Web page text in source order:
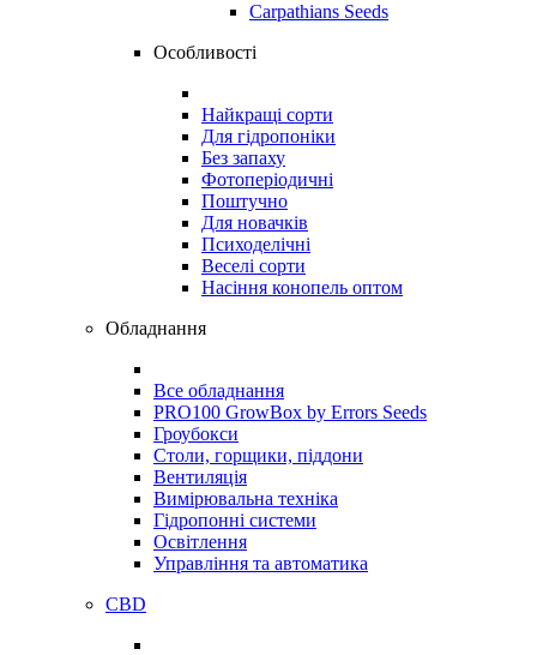
Carpathians Seeds
Особливості
Найкращі сорти
Для гідропоніки
Без запаху
Фотоперіодичні
Поштучно
Для новачків
Психоделічні
Веселі сорти
Насіння конопель оптом
Обладнання
Все обладнання
PRO100 GrowBox by Errors Seeds
Гроубокси
Столи, горщики, піддони
Вентиляція
Вимірювальна техніка
Гідропонні системи
Освітлення
Управління та автоматика
CBD